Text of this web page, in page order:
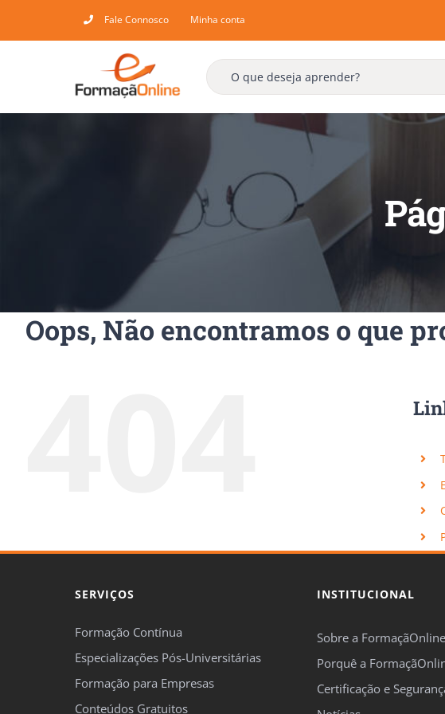
to
Fale Connosco Minha conta
Oops, Não encontramos o que
SERVIÇOS
Formação Contínua
Especializações Pós-Universitárias
Formação para Empresas
Conteúdos Gratuitos
INSTITUCIONAL
Sobre a FormaçãOnline
Porquê a
Certificação e